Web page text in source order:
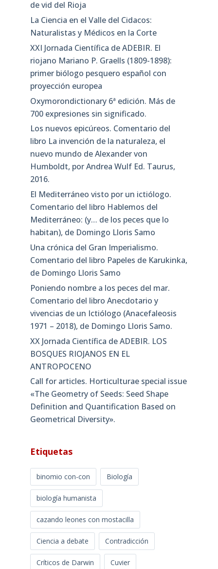
de vid del Rioja
La Ciencia en el Valle del Cidacos:
Naturalistas y Médicos en la Corte
XXI Jornada Científica de ADEBIR. El
riojano Mariano P. Graells (1809-1898):
primer biólogo pesquero español con
proyección europea
Oxymorondictionary 6ª edición. Más de
700 expresiones sin significado.
Los nuevos epicúreos. Comentario del
libro La invención de la naturaleza, el
nuevo mundo de Alexander von
Humboldt, por Andrea Wulf Ed. Taurus,
2016.
El Mediterráneo visto por un ictiólogo.
Comentario del libro Hablemos del
Mediterráneo: (y… de los peces que lo
habitan), de Domingo Lloris Samo
Una crónica del Gran Imperialismo.
Comentario del libro Papeles de Karukinka,
de Domingo Lloris Samo
Poniendo nombre a los peces del mar.
Comentario del libro Anecdotario y
vivencias de un Ictiólogo (Anacefaleosis
1971 – 2018), de Domingo Lloris Samo.
XX Jornada Científica de ADEBIR. LOS
BOSQUES RIOJANOS EN EL
ANTROPOCENO
Call for articles. Horticulturae special issue
«The Geometry of Seeds: Seed Shape
Definition and Quantification Based on
Geometrical Diversity»​.
Etiquetas
binomio con-con Biología
biología humanista
cazando leones con mostacilla
Ciencia a debate Contradicción
Críticos de Darwin Cuvier